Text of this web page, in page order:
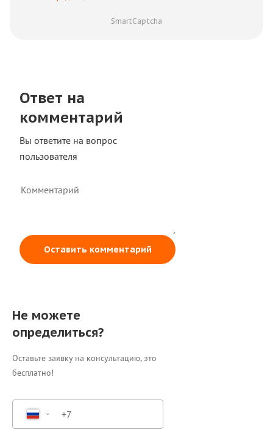
SmartCaptcha
Ответ на
комментарий
Вы ответите на вопрос
пользователя
Оставить комментарий
Не можете
определиться?
Оставьте заявку на консультацию, это
бесплатно!